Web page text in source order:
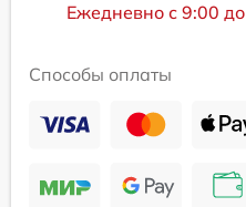
Ежедневно с 9:00
Способы оплаты